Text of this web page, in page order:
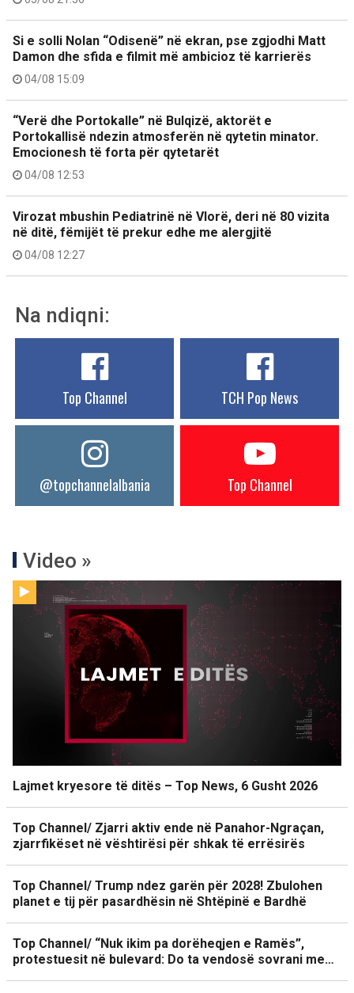
Si e solli Nolan “Odisenë” në ekran, pse zgjodhi Matt
Damon dhe sfida e filmit më ambicioz të karrierës
04/08 15:09
“Verë dhe Portokalle” në Bulqizë, aktorët e
Portokallisë ndezin atmosferën në qytetin minator.
Emocionesh të forta për qytetarët
04/08 12:53
Virozat mbushin Pediatrinë në Vlorë, deri në 80 vizita
në ditë, fëmijët të prekur edhe me alergjitë
04/08 12:27
Na ndiqni:
Top Channel TCH Pop News
@topchannelalbania Top Channel
Video »
Lajmet kryesore të ditës – Top News, 6 Gusht 2026
Top Channel/ Zjarri aktiv ende në Panahor-Ngraçan,
zjarrfikëset në vështirësi për shkak të errësirës
Top Channel/ Trump ndez garën për 2028! Zbulohen
planet e tij për pasardhësin në Shtëpinë e Bardhë
Top Channel/ “Nuk ikim pa dorëheqjen e Ramës”,
protestuesit në bulevard: Do ta vendosë sovrani me…